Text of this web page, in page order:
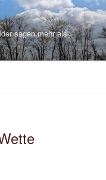
sagen mehr als